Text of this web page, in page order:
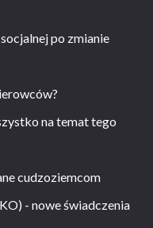
po zmianie
na temat tego
cudzoziemcom
- nowe świadczenia